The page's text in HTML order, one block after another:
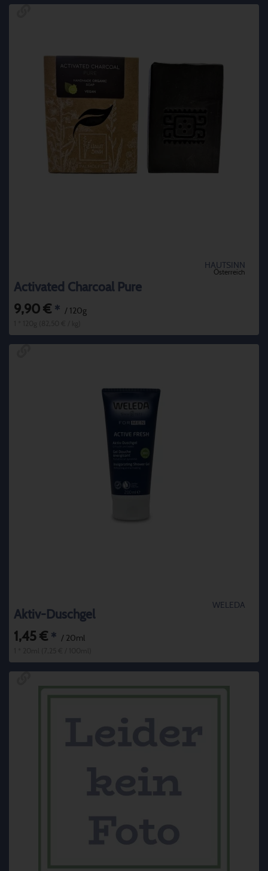
HAUTSINN
Österreich
Activated Charcoal Pure
9,90 € * / 120g
WELEDA
Aktiv-Duschgel
1,45 € * / 20ml